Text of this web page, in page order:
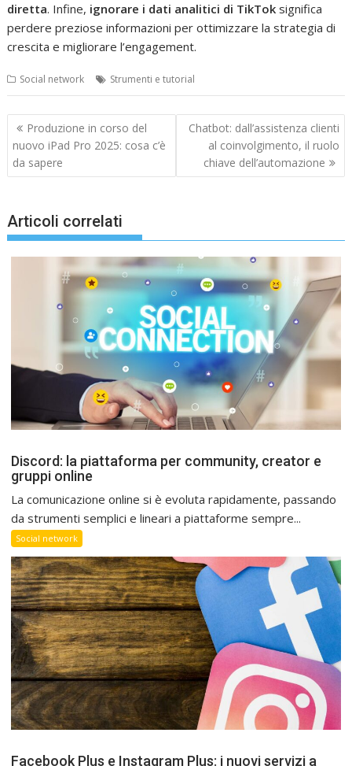
diretta. Infine, ignorare i dati analitici di TikToksignifica
perdere preziose informazioni per ottimizzare la strategia di
crescita e migliorare l’engagement.
Social network Strumenti e tutorial
Navigazione
articoli
Produzione in corso del
nuovo iPad Pro 2025: cosa c’è
da sapere
Chatbot: dall’assistenza clienti
al coinvolgimento, il ruolo
chiave dell’automazione
Articoli correlati
Discord: la piattaforma per community, creator e
gruppi online
La comunicazione online si è evoluta rapidamente, passando
da strumenti semplici e lineari a piattaforme sempre...
Social network
Facebook Plus e Instagram Plus: i nuovi servizi a